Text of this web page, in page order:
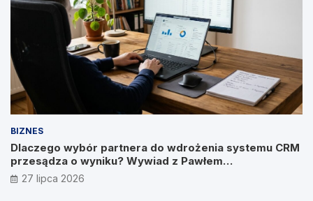
BIZNES
Dlaczego wybór partnera do wdrożenia systemu CRM
przesądza o wyniku? Wywiad z Pawłem
Prymakowskim, CEO IT Vision
27 lipca 2026